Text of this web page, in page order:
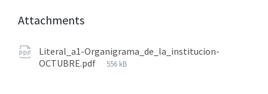
Attachments
Literal_a1-Organigrama_de_la_institucion-
OCTUBRE.pdf
556 kB